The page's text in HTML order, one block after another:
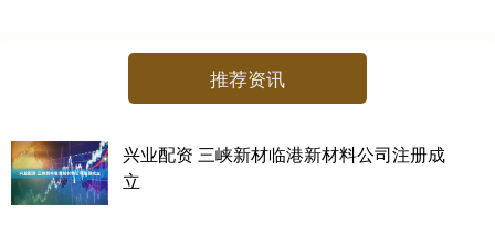
推荐资讯
兴业配资 三峡新材临港新材料公司注册成
立